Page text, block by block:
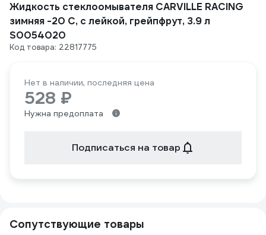
Жидкость стеклоомывателя CARVILLE RACING
зимняя -20 С, с лейкой, грейпфрут, 3.9 л
S0054020
Код товара: 22817775
Нет в наличии, последняя цена
528 ₽
Нужна предоплата
Подписаться на товар
Сопутствующие товары